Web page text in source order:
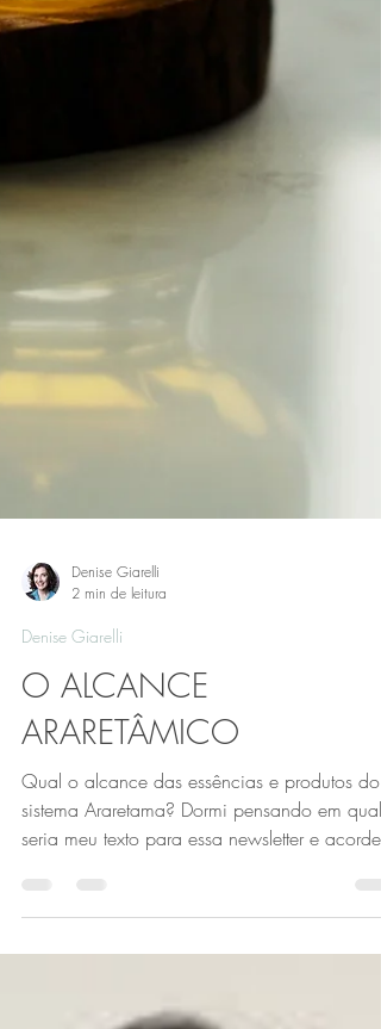
2 min de leitura
Denise Giarelli
O ALCANCE
ARARETÂMICO
Qual o alcance das essências e produtos do
sistema Araretama? Dormi pensando em qual
com...